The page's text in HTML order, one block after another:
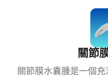
關節
關節膜水囊腫是一個